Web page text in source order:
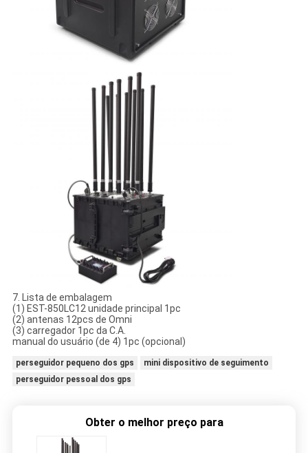
7. Lista de embalagem
(1) EST-850LC12 unidade principal 1pc
(2) antenas 12pcs de Omni
(3) carregador 1pc da C.A.
manual do usuário (de 4) 1pc (opcional)
perseguidor pequeno dos gps
mini dispositivo de seguimento
perseguidor pessoal dos gps
Obter o melhor preço para